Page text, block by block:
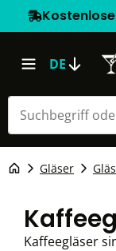
DE
Gläser
Kaffeegläser